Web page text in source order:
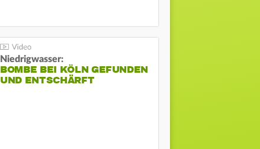
Niedrigwasser:
BOMBE BEI KÖLN GEFUNDEN
UND ENTSCHÄRFT